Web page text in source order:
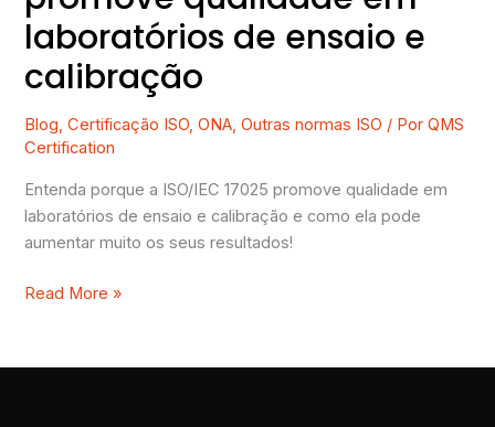
laboratórios de ensaio e
calibração
Blog,Certificação ISO,ONA,Outras normas ISO / PorQMS
Certification
Entenda porque a ISO/IEC 17025 promove qualidade em
laboratórios de ensaio e calibração e como ela pode
aumentar muito os seus resultados!
Read More »